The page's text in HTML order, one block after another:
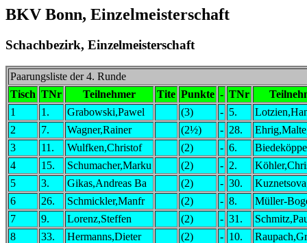
BKV Bonn, Einzelmeisterschaft
Schachbezirk, Einzelmeisterschaft
Paarungsliste der 4. Runde
Tisch TNr Teilnehmer Tite Punkte - TNr
1
1. Grabowski,Pawel (3) - 5.
2
7. Wagner,Rainer (2½) - 28.
3
11. Wulfken,Christof (2) - 6.
4
15. Schumacher,Marku (2) - 2.
5
3. Gikas,Andreas Ba (2) - 30.
6
26. Schmickler,Manfr (2) - 8.
Müller-
7
9. Lorenz,Steffen (2) - 31.
8
33. Hermanns,Dieter (2) - 10.